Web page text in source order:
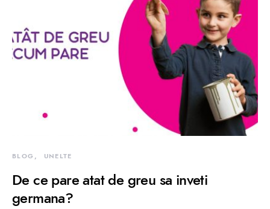
BLOG UNELTE
De ce pare atat de greu sa inveti
germana?